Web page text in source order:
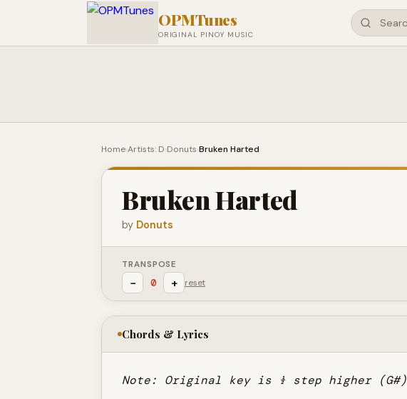
OPMTunes
ORIGINAL PINOY MUSIC
Home›Artists: D›Donuts›Bruken Harted
Bruken Harted
by Donuts
TRANSPOSE
− 0 + reset
Chords & Lyrics
Note: Original key is ½ step higher (G#)